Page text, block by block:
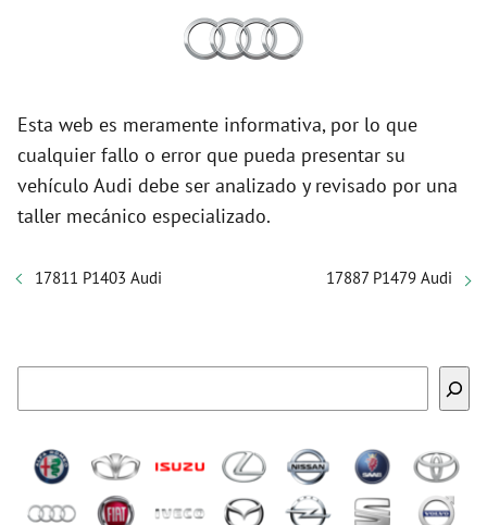
Esta web es meramente informativa, por lo que
cualquier fallo o error que pueda presentar su
vehículo Audi debe ser analizado y revisado por una
taller mecánico especializado.
17811 P1403 Audi 17887 P1479 Audi